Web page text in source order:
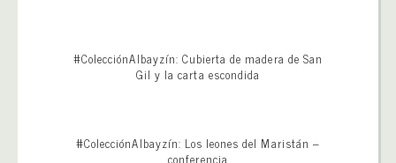
#ColecciónAlbayzín: Cubierta de madera de San
Gil y la carta escondida
#ColecciónAlbayzín: Los leones del Maristán –
conferencia